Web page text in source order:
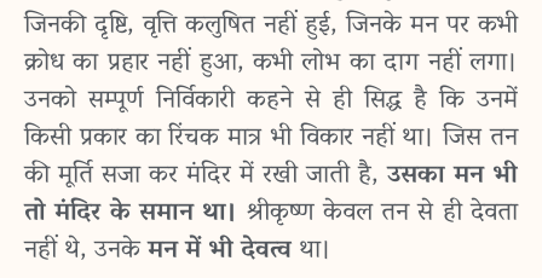
जिनकी दृष्टि, वृत्ति कलुषित नहीं हुई, जिनके मन पर कभी
क्रोध का प्रहार नहीं हुआ, कभी लोभ का दाग नहीं लगा।
उनको सम्पूर्ण निर्विकारी कहने से ही सिद्ध है कि उनमें
किसी प्रकार का रिंचक मात्र भी विकार नहीं था। जिस तन
की मूर्ति सजा कर मंदिर में रखी जाती है, उसका मन भी
तो मंदिर के समान था। श्रीकृष्ण केवल तन से ही देवता
नहीं थे, उनकेमन में भी देवत्वथा।